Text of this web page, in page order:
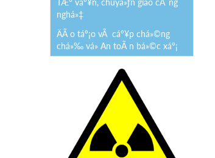
TÆ° váº¥n, chuyá»ƒn giao cÃ´ng
nghá»‡
ÄÃ o táº¡o vÃ cáº¥p chá»©ng
chá»‰ vá» An toÃ n bá»©c xáº¡